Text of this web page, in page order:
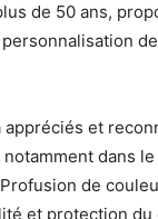
de 50 ans,
et
dans
de
et protection